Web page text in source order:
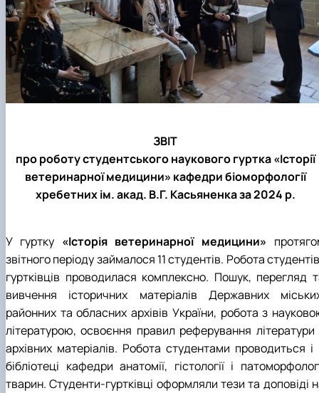
ЗВІТ
про роботу студентського наукового гуртка «Історії
ветеринарної медицини» кафедри біоморфології
хребетних ім. акад. В.Г. Касьяненка за 2024 р.
У гуртку «Історія ветеринарної медицини»
звітного періоду займалося 11 студентів. Робота
гуртківців проводилася комплексно. Пошук, перегляд
вивчення історичних матеріалів Державних
районних та обласних архівів України, робота з
літературою, освоєння правил реферування літератури
архівних матеріалів. Робота студентами проводиться і
бібліотеці кафедри анатомії, гістології і
тварин. Студенти-гуртківці оформляли тези та доповіді